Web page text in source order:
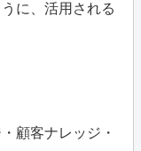
に、活用される
顧客ナレッジ・